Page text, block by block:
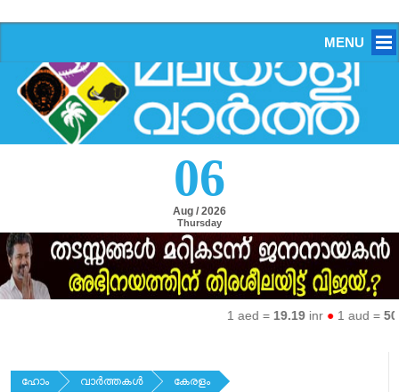
MENU
06
Aug / 2026
Thursday
1 aed =19.19inr●1 aud =50.27
ഹോം വാര്‍ത്തകള്‍ കേരളം